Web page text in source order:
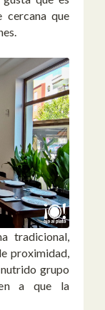
cercana que
tradicional,
proximidad,
grupo
a que la